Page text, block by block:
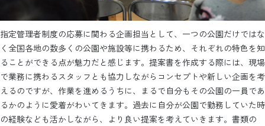
指定管理者制度の応募に関わる企画担当として、一つの公園だけではな
く全国各地の数多くの公園や施設等に携わるため、それぞれの特色を知
ることができる点が魅力だと感じます。提案書を作成する際には、現場
で業務に携わるスタッフとも協力しながらコンセプトや新しい企画を考
えるのですが、作業を進めるうちに、まるで自分もその公園の一員であ
るかのように愛着がわいてきます。過去に自分が公園で勤務していた時
の経験なども活かしながら、より良い提案を考えていきます。書類の